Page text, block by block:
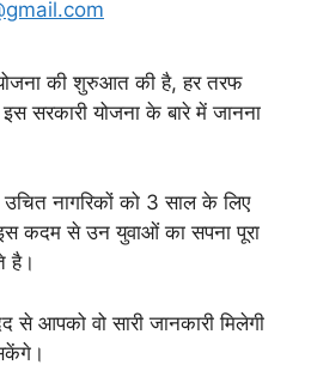
की शुरुआत की है, हर तरफ
सरकारी योजना के बारे में जानना
नागरिकों को 3 साल के लिए
इस कदम से उन युवाओं का सपना पूरा
है।
वो सारी जानकारी मिलेगी